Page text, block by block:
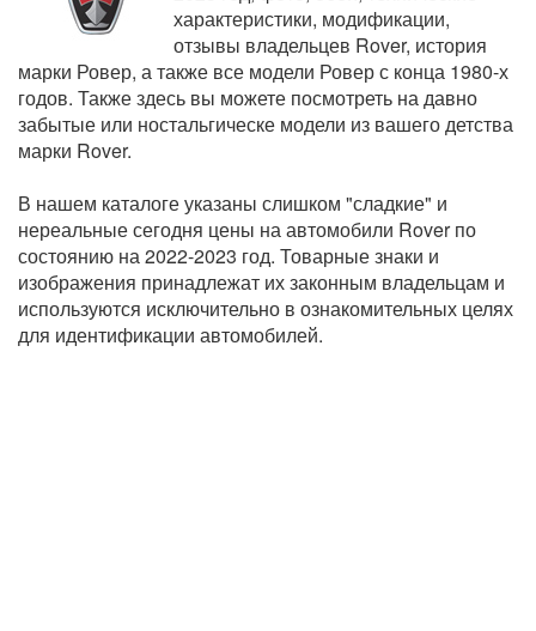
характеристики, модификации,
отзывы владельцев Rover, история
марки Ровер, а также все модели Ровер с конца 1980-х
годов. Также здесь вы можете посмотреть на давно
забытые или ностальгическе модели из вашего детства
марки Rover.
В нашем каталоге указаны слишком "сладкие" и
нереальные сегодня цены на автомобили Rover по
состоянию на 2022-2023 год. Товарные знаки и
изображения принадлежат их законным владельцам и
используются исключительно в ознакомительных целях
для идентификации автомобилей.